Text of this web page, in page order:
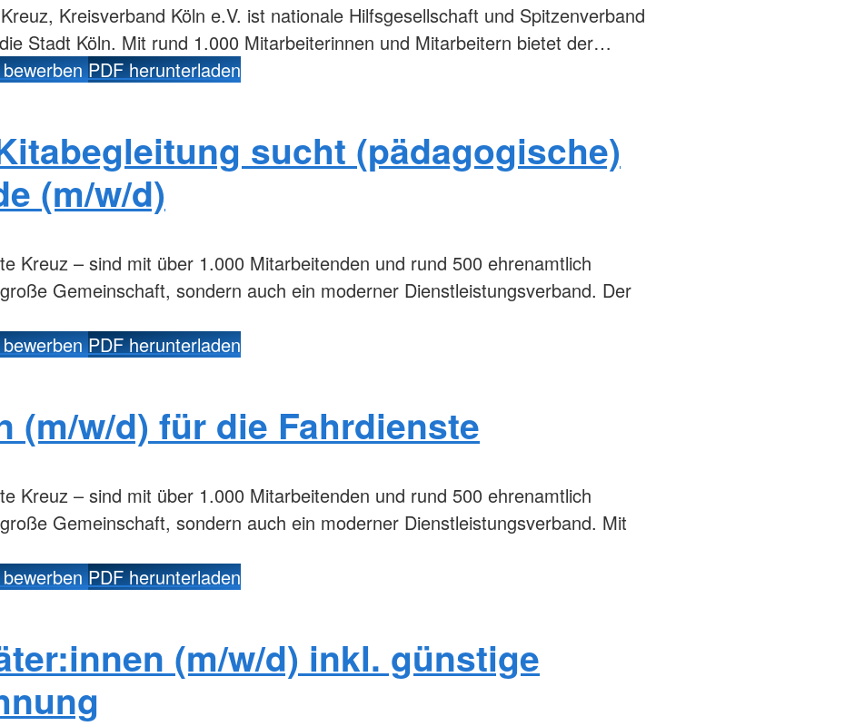
Kreisverband Köln e.V. ist nationale Hilfsgesellschaft und Spitzenverband
Stadt Köln. Mit rund 1.000 Mitarbeiterinnen und Mitarbeitern bietet der…
bewerbenPDF herunterladen
sucht (pädagogische)
(m/w/d)
Kreuz – sind mit über 1.000 Mitarbeitenden und rund 500 ehrenamtlich
Gemeinschaft, sondern auch ein moderner Dienstleistungsverband. Der
bewerbenPDF herunterladen
(m/w/d) für die Fahrdienste
Kreuz – sind mit über 1.000 Mitarbeitenden und rund 500 ehrenamtlich
Gemeinschaft, sondern auch ein moderner Dienstleistungsverband. Mit
bewerbenPDF herunterladen
(m/w/d) inkl. günstige